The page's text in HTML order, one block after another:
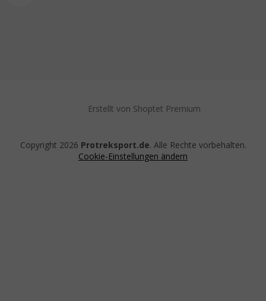
Erstellt von Shoptet Premium
Copyright 2026 Protreksport.de. Alle Rechte vorbehalten.
Cookie-Einstellungen ändern